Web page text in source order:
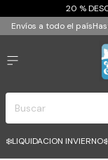
20 %
Envíos a todo el país
❄️LIQUIDACION